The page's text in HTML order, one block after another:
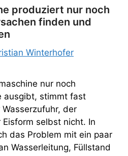
produziert nur noch
finden und
Winterhofer
nur noch
ausgibt, stimmt fast
der
selbst nicht. In
das Problem mit ein paar
Wasserleitung, Füllstand